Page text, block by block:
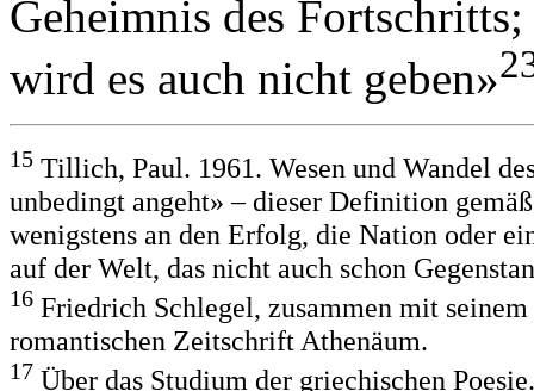
Geheimnis des
wird es auch nicht geben»
15 Tillich, Paul. 1961. Wesen und Wandel
unbedingt angeht» – dieser Definition
wenigstens an den Erfolg, die Nation oder
auf der Welt, das nicht auch schon
16 Friedrich Schlegel, zusammen mit
romantischen Zeitschrift Athenäum.
17 Über das Studium der griechischen